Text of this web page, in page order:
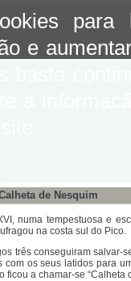
para
e
de Nesquim
numa tempestuosa e
na costa sul do Pico.
três conseguiram salvar-
com os seus latidos para
ficou a chamar-se “Calheta